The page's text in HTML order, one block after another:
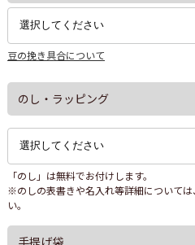
豆の挽き具合について
のし・ラッピング
「のし」は無料でお付けします。
※のしの表書きや名入れ等詳細について
い。
手提げ袋